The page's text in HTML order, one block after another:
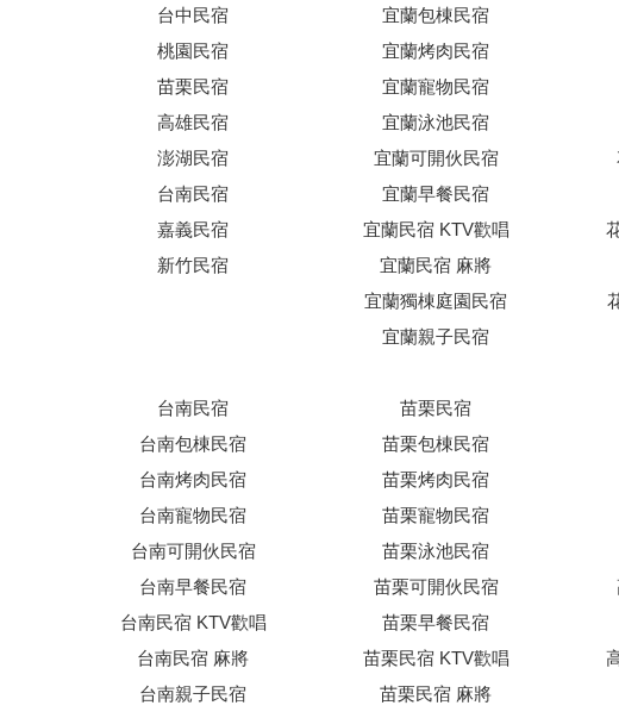
台中民宿
桃園民宿
苗栗民宿
高雄民宿
澎湖民宿
台南民宿
嘉義民宿
新竹民宿
宜蘭包棟民宿
宜蘭烤肉民宿
宜蘭寵物民宿
宜蘭泳池民宿
宜蘭可開伙民宿
宜蘭早餐民宿
宜蘭民宿 KTV歡唱
宜蘭民宿 麻將
宜蘭獨棟庭園民宿
宜蘭親子民宿
台南民宿
台南包棟民宿
台南烤肉民宿
台南寵物民宿
台南可開伙民宿
台南早餐民宿
台南民宿 KTV歡唱
台南民宿 麻將
台南親子民宿
苗栗民宿
苗栗包棟民宿
苗栗烤肉民宿
苗栗寵物民宿
苗栗泳池民宿
苗栗可開伙民宿
苗栗早餐民宿
苗栗民宿 KTV歡唱
苗栗民宿 麻將